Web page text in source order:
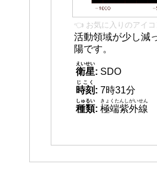
👈 お気に入りのアイコ
活動領域が少し減
陽です。
衛星
えいせい
: SDO
時刻
じこく
: 7時31分
種類
しゅるい
: 極端紫外線
きょくたんしがいせん